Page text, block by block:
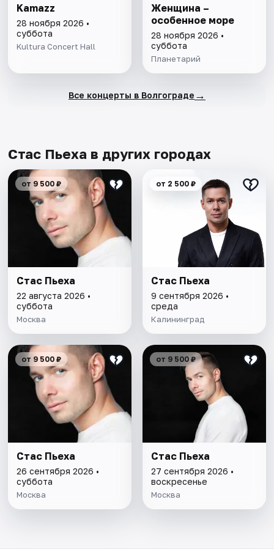
Kamazz
28 ноября 2026 •
суббота
Kultura Concert Hall
Женщина –
особенное море
28 ноября 2026 •
суббота
Планетарий
Все концерты в Волгограде →
Стас Пьеха в других городах
от 9 500 ₽
Стас Пьеха
22 августа 2026 •
суббота
Москва
от 2 500 ₽
Стас Пьеха
9 сентября 2026 •
среда
Калининград
от 9 500 ₽
Стас Пьеха
26 сентября 2026 •
суббота
Москва
от 9 500 ₽
Стас Пьеха
27 сентября 2026 •
воскресенье
Москва